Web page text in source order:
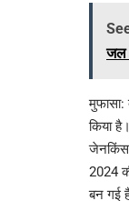
जल
किया
जेनकिंस
2024
बन गई